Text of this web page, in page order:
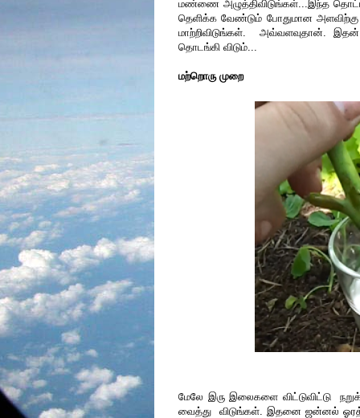
மண்ணை அழுத்திவிடுங்கள்...இந்த
தெளிக்க வேண்டும் போதுமான
மாற்றிவிடுங்கள். அவ்வளவுதான். இதன்
தொடங்கி விடும்...
மற்றொரு முறை
மேலே இரு இலைகளை விட்டுவிட்டு
வைத்து விடுங்கள். இதனை ஜன்னல்